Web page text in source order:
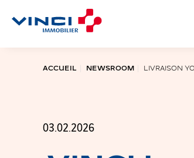
ACCUEIL NEWSROOM LIVRAISON
03.02.2026